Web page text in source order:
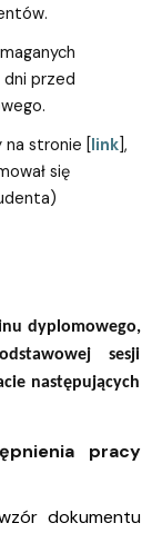
dni przed
na stronie [link],
się
dyplomowego,
sesji
następujących
pracy
dokumentu